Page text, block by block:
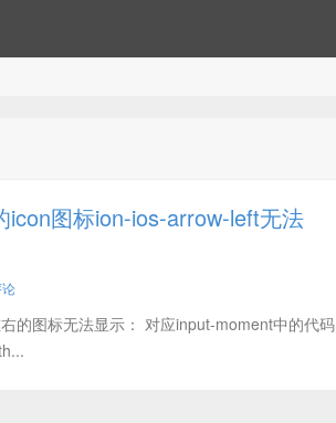
icon图标ion-ios-arrow-left无法
的图标无法显示： 对应input-moment中的代码